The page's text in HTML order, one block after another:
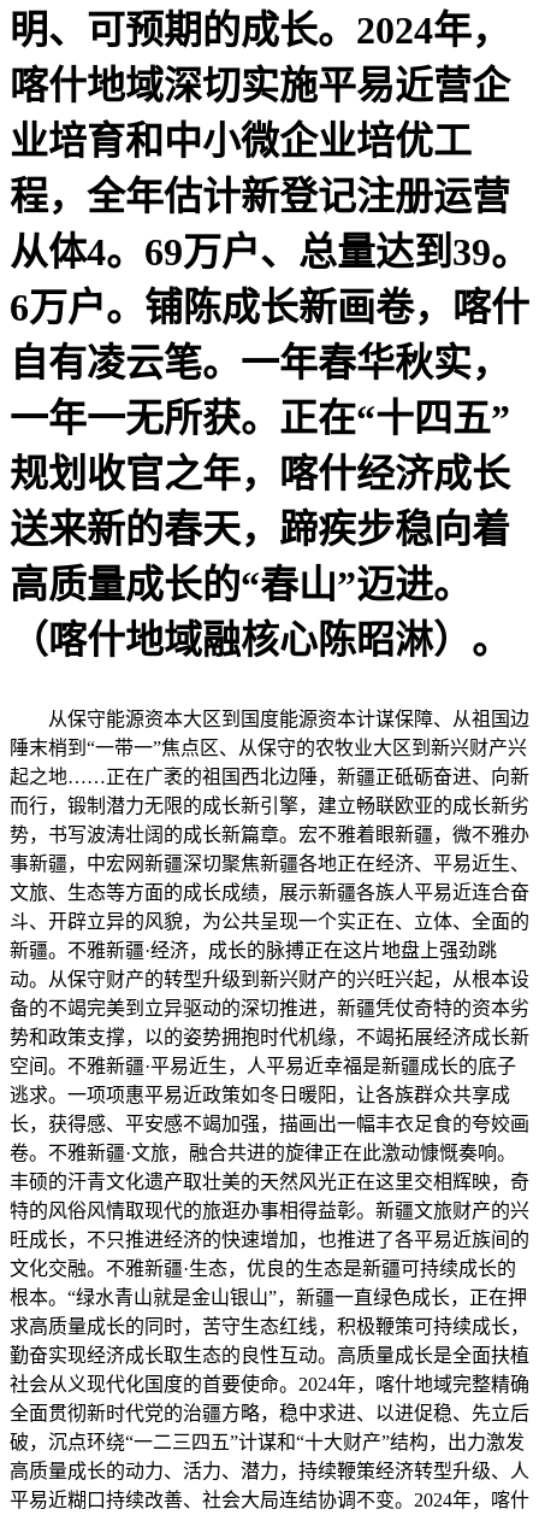
明、可预期的成长。2024年，
喀什地域深切实施平易近营企
业培育和中小微企业培优工
程，全年估计新登记注册运营
从体4。69万户、总量达到39。
6万户。铺陈成长新画卷，喀什
自有凌云笔。一年春华秋实，
一年一无所获。正在“十四五”
规划收官之年，喀什经济成长
送来新的春天，蹄疾步稳向着
高质量成长的“春山”迈进。
（喀什地域融核心陈昭淋）。
从保守能源资本大区到国度能源资本计谋保障、从祖国边
陲末梢到“一带一”焦点区、从保守的农牧业大区到新兴财产兴
起之地……正在广袤的祖国西北边陲，新疆正砥砺奋进、向新
而行，锻制潜力无限的成长新引擎，建立畅联欧亚的成长新劣
势，书写波涛壮阔的成长新篇章。宏不雅着眼新疆，微不雅办
事新疆，中宏网新疆深切聚焦新疆各地正在经济、平易近生、
文旅、生态等方面的成长成绩，展示新疆各族人平易近连合奋
斗、开辟立异的风貌，为公共呈现一个实正在、立体、全面的
新疆。不雅新疆·经济，成长的脉搏正在这片地盘上强劲跳
动。从保守财产的转型升级到新兴财产的兴旺兴起，从根本设
备的不竭完美到立异驱动的深切推进，新疆凭仗奇特的资本劣
势和政策支撑，以的姿势拥抱时代机缘，不竭拓展经济成长新
空间。不雅新疆·平易近生，人平易近幸福是新疆成长的底子
逃求。一项项惠平易近政策如冬日暖阳，让各族群众共享成
长，获得感、平安感不竭加强，描画出一幅丰衣足食的夸姣画
卷。不雅新疆·文旅，融合共进的旋律正在此激动慷慨奏响。
丰硕的汗青文化遗产取壮美的天然风光正在这里交相辉映，奇
特的风俗风情取现代的旅逛办事相得益彰。新疆文旅财产的兴
旺成长，不只推进经济的快速增加，也推进了各平易近族间的
文化交融。不雅新疆·生态，优良的生态是新疆可持续成长的
根本。“绿水青山就是金山银山”，新疆一直绿色成长，正在押
求高质量成长的同时，苦守生态红线，积极鞭策可持续成长，
勤奋实现经济成长取生态的良性互动。高质量成长是全面扶植
社会从义现代化国度的首要使命。2024年，喀什地域完整精确
全面贯彻新时代党的治疆方略，稳中求进、以进促稳、先立后
破，沉点环绕“一二三四五”计谋和“十大财产”结构，出力激发
高质量成长的动力、活力、潜力，持续鞭策经济转型升级、人
平易近糊口持续改善、社会大局连结协调不变。2024年，喀什